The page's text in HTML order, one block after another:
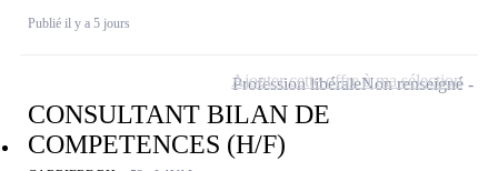
Publié il y a 5 jours
CONSULTANT BILAN DE
COMPETENCES (H/F)
Profession libéraleNon renseigné
Ajouter cette offre à ma sélection